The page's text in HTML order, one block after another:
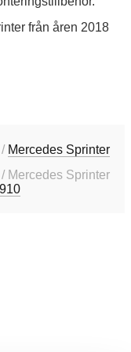
från åren 2018
/ Mercedes Sprinter
Mercedes Sprinter